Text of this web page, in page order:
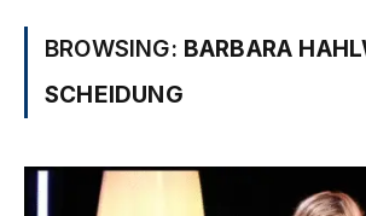
BROWSING: BARBARA
SCHEIDUNG